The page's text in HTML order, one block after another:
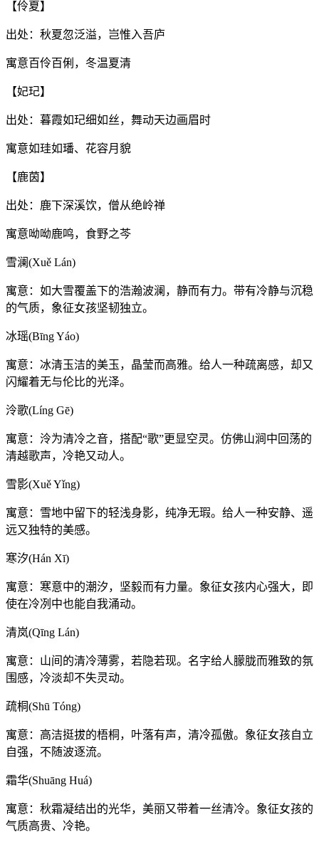
【伶夏】
出处：秋夏忽泛溢，岂惟入吾庐
寓意百伶百俐，冬温夏清
【妃玘】
出处：暮霞如玘细如丝，舞动天边画眉时
寓意如珪如璠、花容月貌
【鹿茵】
出处：鹿下深溪饮，僧从绝岭禅
寓意呦呦鹿鸣，食野之芩
雪澜(Xuě Lán)
寓意：如大雪覆盖下的浩瀚波澜，静而有力。带有冷静与沉稳
的气质，象征女孩坚韧独立。
冰瑶(Bīng Yáo)
寓意：冰清玉洁的美玉，晶莹而高雅。给人一种疏离感，却又
闪耀着无与伦比的光泽。
泠歌(Líng Gē)
寓意：泠为清冷之音，搭配“歌”更显空灵。仿佛山涧中回荡的
清越歌声，冷艳又动人。
雪影(Xuě Yǐng)
寓意：雪地中留下的轻浅身影，纯净无瑕。给人一种安静、遥
远又独特的美感。
寒汐(Hán Xī)
寓意：寒意中的潮汐，坚毅而有力量。象征女孩内心强大，即
使在冷冽中也能自我涌动。
清岚(Qīng Lán)
寓意：山间的清冷薄雾，若隐若现。名字给人朦胧而雅致的氛
围感，冷淡却不失灵动。
疏桐(Shū Tóng)
寓意：高洁挺拔的梧桐，叶落有声，清冷孤傲。象征女孩自立
自强，不随波逐流。
霜华(Shuāng Huá)
寓意：秋霜凝结出的光华，美丽又带着一丝清冷。象征女孩的
气质高贵、冷艳。